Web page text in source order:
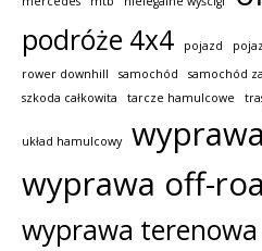
podróże 4x4 pojazd
rower downhill
samochód samochód
szkoda całkowita
tarcze hamulcowe
układ hamulcowy
wyprawa off-
wyprawa terenowa